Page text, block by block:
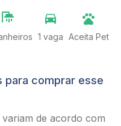
1 vaga Aceita Pet
para comprar esse
de acordo com